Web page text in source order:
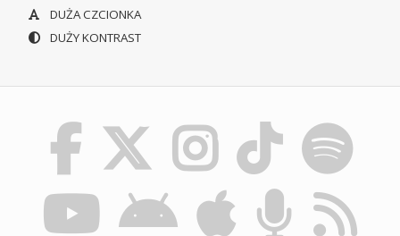
DUŻA CZCIONKA
DUŻY KONTRAST